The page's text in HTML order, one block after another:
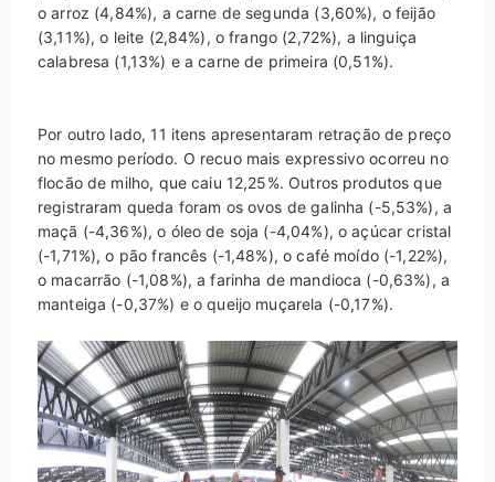
o arroz (4,84%), a carne de segunda (3,60%), o feijão
(3,11%), o leite (2,84%), o frango (2,72%), a linguiça
calabresa (1,13%) e a carne de primeira (0,51%).
Por outro lado, 11 itens apresentaram retração de preço
no mesmo período. O recuo mais expressivo ocorreu no
flocão de milho, que caiu 12,25%. Outros produtos que
registraram queda foram os ovos de galinha (-5,53%), a
maçã (-4,36%), o óleo de soja (-4,04%), o açúcar cristal
(-1,71%), o pão francês (-1,48%), o café moído (-1,22%),
o macarrão (-1,08%), a farinha de mandioca (-0,63%), a
manteiga (-0,37%) e o queijo muçarela (-0,17%).